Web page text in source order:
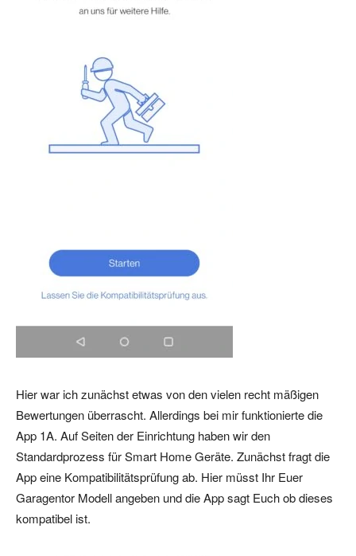
Hier war ich zunächst etwas von den vielen recht mäßigen
Bewertungen überrascht. Allerdings bei mir funktionierte die
App 1A. Auf Seiten der Einrichtung haben wir den
Standardprozess für Smart Home Geräte. Zunächst fragt die
App eine Kompatibilitätsprüfung ab. Hier müsst Ihr Euer
Garagentor Modell angeben und die App sagt Euch ob dieses
kompatibel ist.